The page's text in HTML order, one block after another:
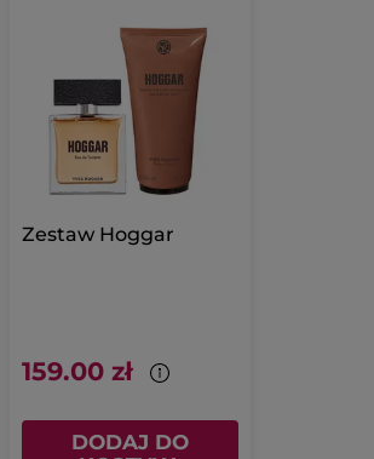
Zestaw Hoggar
159.00 zł
DODAJ DO